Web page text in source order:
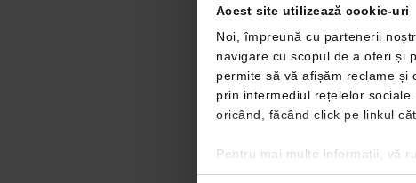
Acest site utilizează cookie-uri
Noi, împreună cu partenerii
navigare cu scopul de a oferi și
permite să vă afișăm reclame
prin intermediul rețelelor
oricând, făcând click pe linkul
Pentru mai multe informații, vă